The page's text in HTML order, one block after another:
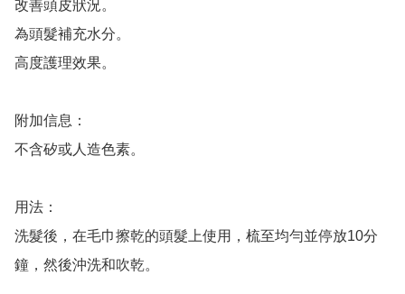
改善頭皮狀況。
為頭髮補充水分。
高度護理效果。
附加信息：
不含矽或人造色素。
用法：
洗髮後，在毛巾擦乾的頭髮上使用，梳至均勻並停放10分
鐘，然後沖洗和吹乾。